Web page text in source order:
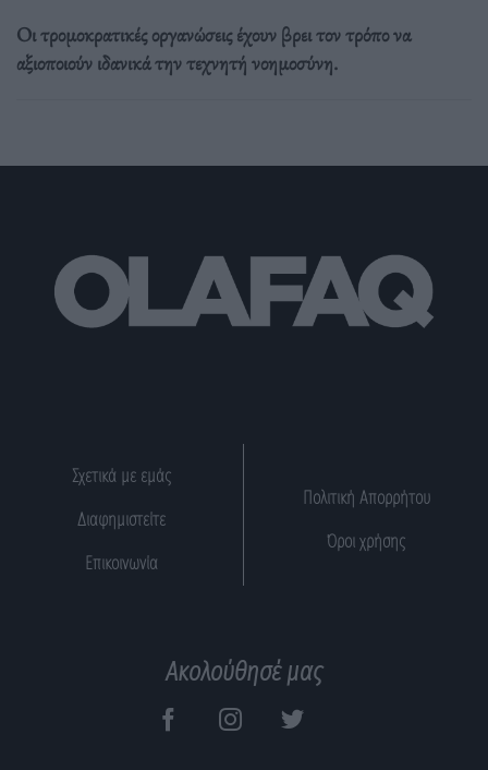
Οι τρομοκρατικές οργανώσεις έχουν βρει τον τρόπο να
αξιοποιούν ιδανικά την τεχνητή νοημοσύνη.
Σχετικά με εμάς
Διαφημιστείτε
Επικοινωνία
Πολιτική Απορρήτου
Όροι χρήσης
Ακολούθησέ μας